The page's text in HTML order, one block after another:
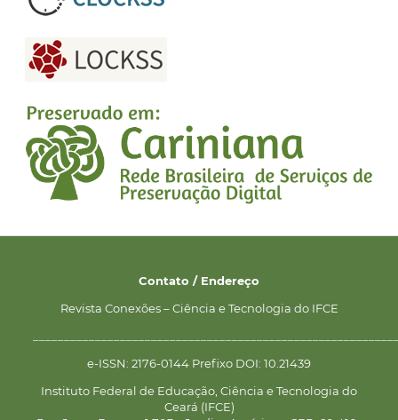
Contato / Endereço
Revista Conexões – Ciência e Tecnologia do IFCE
e-ISSN: 2176-0144 Prefixo DOI: 10.21439
Instituto Federal de Educação, Ciência e Tecnologia do
Ceará (IFCE)